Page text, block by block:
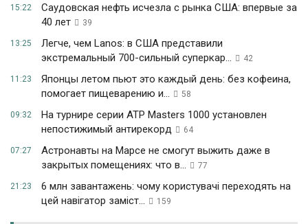
15:22
Саудовская нефть исчезла с рынка США: впервые за
40 лет
39
13:25
Легче, чем Lanos: в США представили
экстремальный 700-сильный суперкар...
42
11:23
Японцы летом пьют это каждый день: без кофеина,
помогает пищеварению и...
58
09:32
На турнире серии ATP Masters 1000 установлен
непостижимый антирекорд
64
07:27
Астронавты на Марсе не смогут выжить даже в
закрытых помещениях: что в...
77
21:23
6 млн завантажень: чому користувачі переходять на
цей навігатор заміст...
159